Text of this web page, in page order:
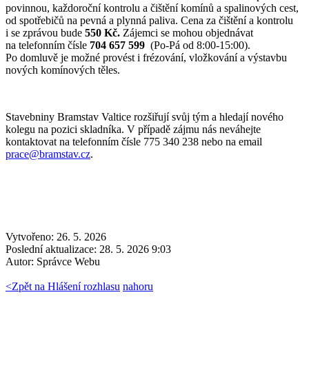
povinnou, každoroční kontrolu a čištění komínů a spalinových cest,
od spotřebičů na pevná a plynná paliva. Cena za čištění a kontrolu
i se zprávou bude 550 Kč. Zájemci se mohou objednávat
na telefonním čísle 704 657 599 (Po-Pá od 8:00-15:00).
Po domluvě je možné provést i frézování, vložkování a výstavbu
nových komínových těles.
Stavebniny Bramstav Valtice rozšiřují svůj tým a hledají nového
kolegu na pozici skladníka. V případě zájmu nás neváhejte
kontaktovat na telefonním čísle 775 340 238 nebo na email
prace@bramstav.cz.
Vytvořeno: 26. 5. 2026
Poslední aktualizace: 28. 5. 2026 9:03
Autor: Správce Webu
<Zpět na Hlášení rozhlasu nahoru